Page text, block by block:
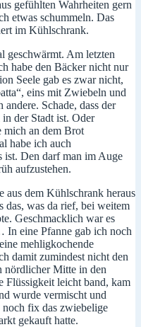
gefühlten Wahrheiten gern
etwas schummeln. Das
im Kühlschrank.
geschwärmt. Am letzten
habe den Bäcker nicht nur
Seele gab es zwar nicht,
eins mit Zwiebeln und
Schade, dass der
der Stadt ist. Oder
mich an dem Brot
habe ich auch
ist. Den darf man im Auge
aufzustehen.
aus dem Kühlschrank heraus
das, was da rief, bei weitem
Geschmacklich war es
In eine Pfanne gab ich noch
mehligkochende
damit zumindest nicht den
nördlicher Mitte in den
Flüssigkeit leicht band, kam
wurde vermischt und
fix das zwiebelige
gekauft hatte.